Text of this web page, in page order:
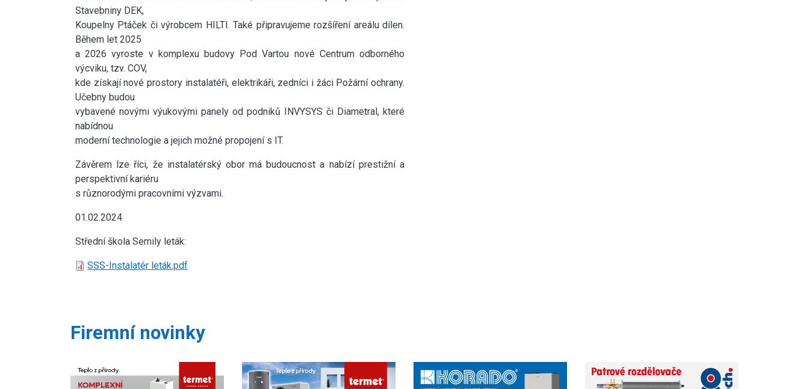
Stavebniny DEK,
Koupelny Ptáček či výrobcem HILTI. Také připravujeme rozšíření areálu dílen.
Během let 2025
a 2026 vyroste v komplexu budovy Pod Vartou nové Centrum odborného
výcviku, tzv. COV,
kde získají nové prostory instalatéři, elektrikáři, zedníci i žáci Požární ochrany.
Učebny budou
vybavené novými výukovými panely od podniků INVYSYS či Diametral, které
nabídnou
moderní technologie a jejich možné propojení s IT.
Závěrem lze říci, že instalatérský obor má budoucnost a nabízí prestižní a
perspektivní kariéru
s různorodými pracovními výzvami.
01.02.2024
Střední škola Semily leták:
Document
SSS-Instalatér leták.pdf
Firemní novinky